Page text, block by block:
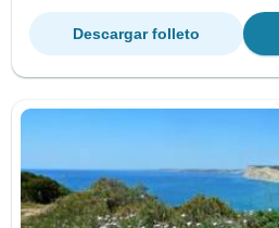
Descargar folleto